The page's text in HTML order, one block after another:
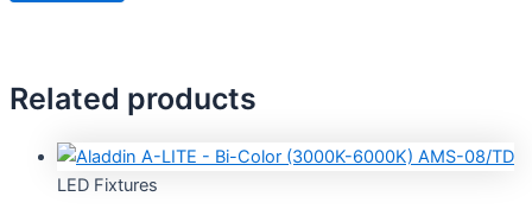
Related products
LED Fixtures